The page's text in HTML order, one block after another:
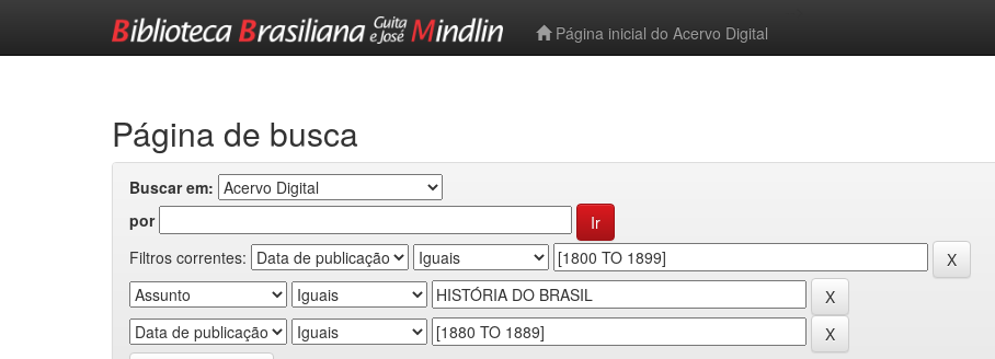
Página inicial do Acervo Digital
Página de busca
Buscar em:
por
Filtros correntes: